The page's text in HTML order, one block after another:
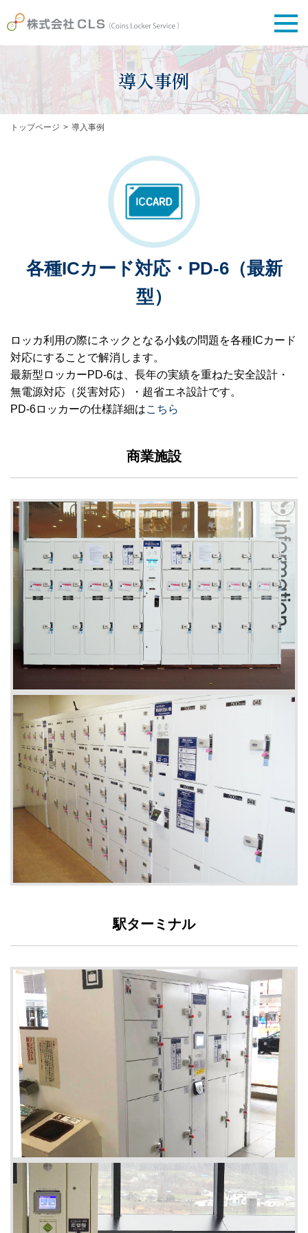
導入事例
トップページ 導入事例
各種ICカード対応・PD-6（最新
型）
ロッカ利用の際にネックとなる小銭の問題を各種ICカード
対応にすることで解消します。
最新型ロッカーPD-6は、長年の実績を重ねた安全設計・
無電源対応（災害対応）・超省エネ設計です。
PD-6ロッカーの仕様詳細はこちら
商業施設
駅ターミナル